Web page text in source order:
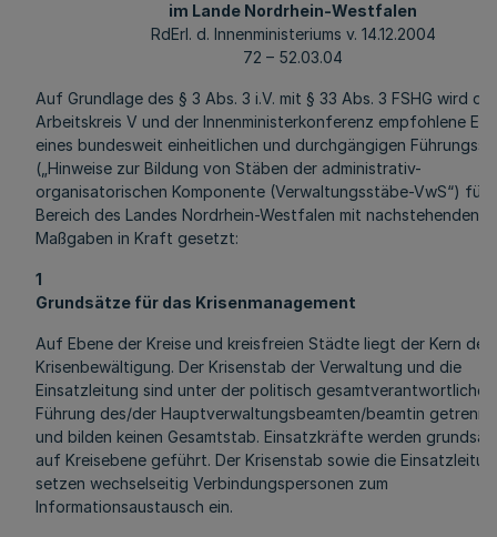
im Lande Nordrhein-Westfalen
RdErl. d. Innenministeriums v. 14.12.2004
72 – 52.03.04
Auf Grundlage des § 3 Abs. 3 i.V. mit § 33 Abs. 3 FSHG wird
Arbeitskreis V und der Innenministerkonferenz empfohlene
eines bundesweit einheitlichen und durchgängigen
(„Hinweise zur Bildung von Stäben der administrativ-
organisatorischen Komponente (Verwaltungsstäbe-VwS“) für
Bereich des Landes Nordrhein-Westfalen mit nachstehenden
Maßgaben in Kraft gesetzt:
1
Grundsätze für das Krisenmanagement
Auf Ebene der Kreise und kreisfreien Städte liegt der Kern der
Krisenbewältigung. Der Krisenstab der Verwaltung und die
Einsatzleitung sind unter der politisch gesamtverantwortlichen
Führung des/der Hauptverwaltungsbeamten/beamtin
und bilden keinen Gesamtstab. Einsatzkräfte werden
auf Kreisebene geführt. Der Krisenstab sowie die
setzen wechselseitig Verbindungspersonen zum
Informationsaustausch ein.